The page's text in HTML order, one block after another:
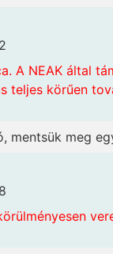
A NEAK által
teljes körűen
mentsük meg